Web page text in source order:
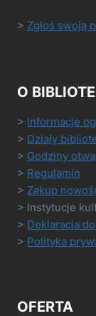
> Zgłoś swoją
O
> Informacje
> Działy
> Godziny
> Regulamin
> Zakup
> Instytucje
> Deklaracja
> Polityka
OFERTA